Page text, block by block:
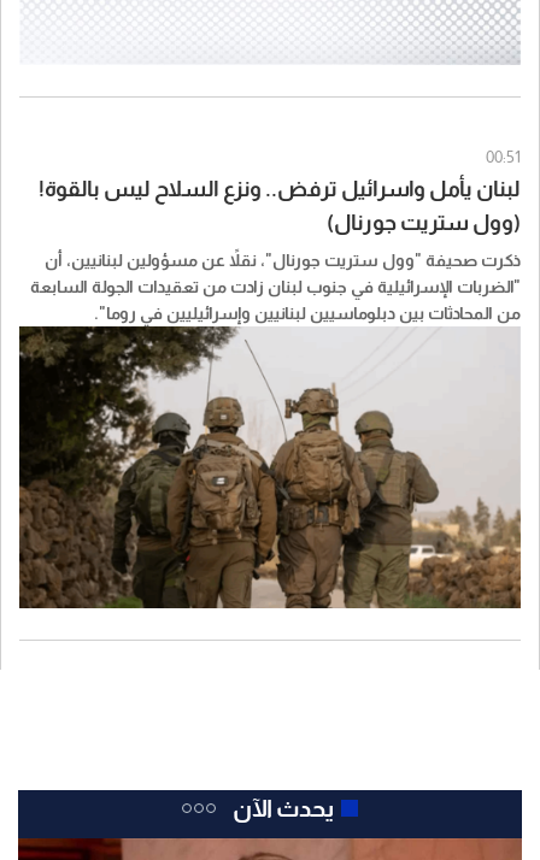
00:51
لبنان يأمل واسرائيل ترفض.. ونزع السلاح ليس بالقوة!
(وول ستريت جورنال)
ذكرت صحيفة "​وول ستريت جورنال​"، نقلاً عن مسؤولين ​لبنان​يين، أن
"الضربات الإسرائيلية في جنوب لبنان زادت من تعقيدات الجولة السابعة
من المحادثات بين دبلوماسيين لبنانيين وإسرائيليين في روما".
يحدث الآن